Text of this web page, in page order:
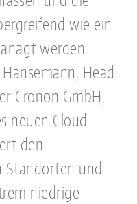
wie ein
werden
Head
Cronon GmbH,
neuen Cloud-
den
Standorten und
niedrige